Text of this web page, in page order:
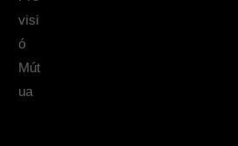
visi
ó
Mút
ua